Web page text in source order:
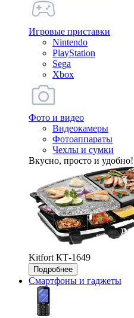
Игровые приставки
Nintendo
PlayStation
Sega
Xbox
Фото и видео
Видеокамеры
Фотоаппараты
Чехлы и сумки
Вкусно, просто и удобно!
Kitfort КТ-1649
Подробнее
Смартфоны и гаджеты